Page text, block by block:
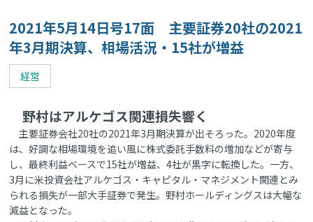
2021年5月14日号17面 主要証券20社の2021
年3月期決算、相場活況・15社が増益
経営
野村はアルケゴス関連損失響く
主要証券会社20社の2021年3月期決算が出そろった。2020年度
は、好調な相場環境を追い風に株式委託手数料の増加などが寄与
し、最終利益ベースで15社が増益、4社が黒字に転換した。一方、
3月に米投資会社アルケゴス・キャピタル・マネジメント関連とみ
られる損失が一部大手証券で発生。野村ホールディングスは大幅な
減益となった。